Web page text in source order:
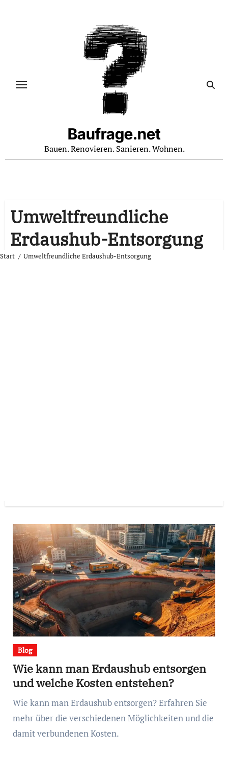
Baufrage.net
Bauen. Renovieren. Sanieren. Wohnen.
Umweltfreundliche
Erdaushub-Entsorgung
Start Umweltfreundliche Erdaushub-Entsorgung
Blog
Wie kann man Erdaushub entsorgen
und welche Kosten entstehen?
Wie kann man Erdaushub entsorgen? Erfahren Sie
mehr über die verschiedenen Möglichkeiten und die
damit verbundenen Kosten.